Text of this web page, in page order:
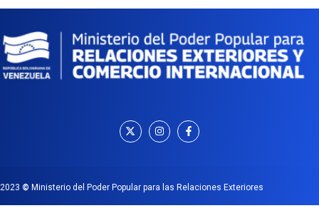
2023 © Ministerio del Poder Popular para las Relaciones Exteriores